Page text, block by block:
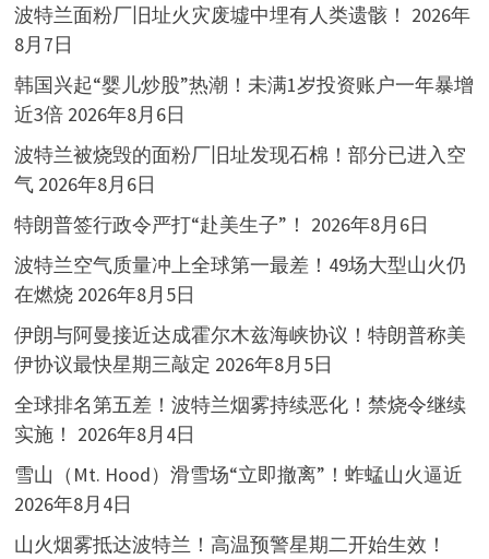
波特兰面粉厂旧址火灾废墟中埋有人类遗骸！ 2026年
8月7日
韩国兴起“婴儿炒股”热潮！未满1岁投资账户一年暴增
近3倍 2026年8月6日
波特兰被烧毁的面粉厂旧址发现石棉！部分已进入空
气 2026年8月6日
特朗普签行政令严打“赴美生子”！ 2026年8月6日
波特兰空气质量冲上全球第一最差！49场大型山火仍
在燃烧 2026年8月5日
伊朗与阿曼接近达成霍尔木兹海峡协议！特朗普称美
伊协议最快星期三敲定 2026年8月5日
全球排名第五差！波特兰烟雾持续恶化！禁烧令继续
实施！ 2026年8月4日
雪山（Mt. Hood）滑雪场“立即撤离”！蚱蜢山火逼近
2026年8月4日
山火烟雾抵达波特兰！高温预警星期二开始生效！